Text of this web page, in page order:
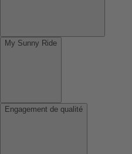
My Sunny Ride
Engagement de qualité